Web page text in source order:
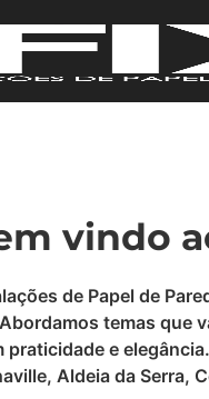
temas que
praticidade e
Aldeia da Serra,